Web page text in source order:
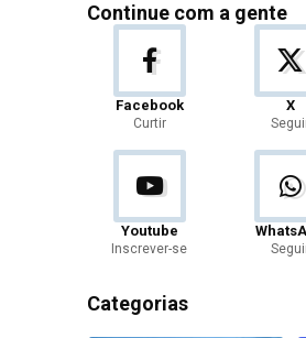
Continue com a gente
Facebook
Curtir
X
Youtube
Inscrever-se
Categorias